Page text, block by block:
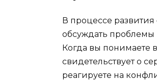
В процессе
обсуждать проблемы
Когда вы понимаете
свидетельствует о
реагируете на